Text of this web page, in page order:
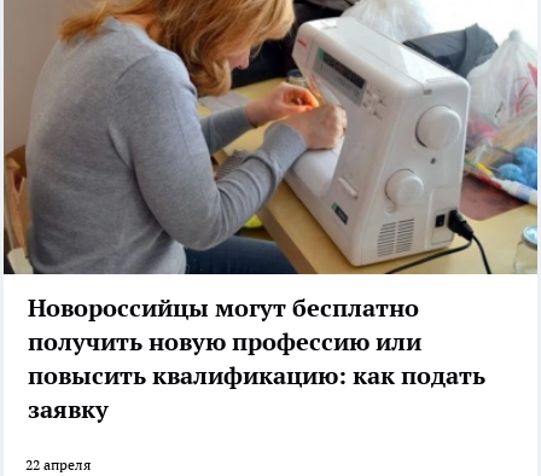
Новороссийцы могут бесплатно
получить новую профессию или
повысить квалификацию: как подать
заявку
22 апреля